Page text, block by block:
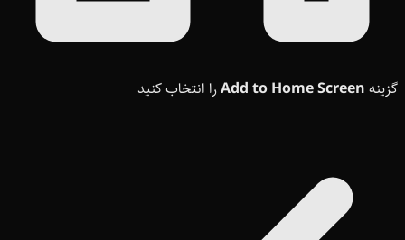
گزینه Add to Home Screenرا انتخاب کنید